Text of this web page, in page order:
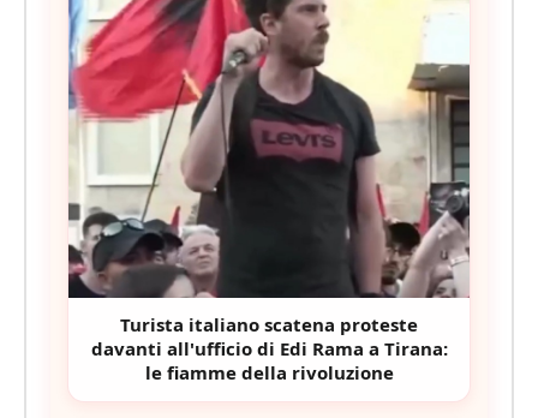
Turista italiano scatena proteste
davanti all'ufficio di Edi Rama a Tirana:
le fiamme della rivoluzione